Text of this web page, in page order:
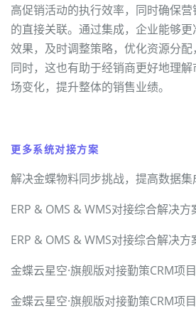
高促销活动的执行效率，同时确保
的直接关联。通过集成，企业能够
效果，及时调整策略，优化资源分配
同时，这也有助于经销商更好地理
场变化，提升整体的销售业绩。
更多系统对接方案
解决金蝶物料同步挑战，提高数据
ERP & OMS & WMS对接综合解决方
ERP & OMS & WMS对接综合解决方
金蝶云星空·旗舰版对接勤策CRM项目
金蝶云星空·旗舰版对接勤策CRM项目